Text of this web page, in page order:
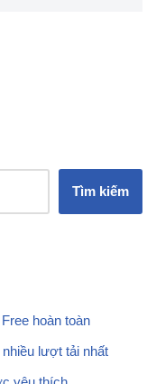
Tìm kiếm
hoàn toàn
lượt tải nhất